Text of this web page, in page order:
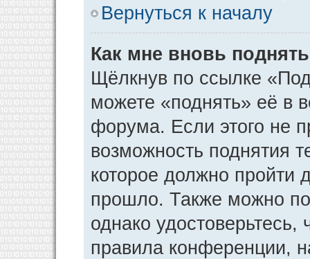
Вернуться к началу
Как мне вновь
Щёлкнув по ссылке
можете «поднять» её в
форума. Если этого не
возможность поднятия
которое должно пройти
прошло. Также можно
однако
правила конференции,